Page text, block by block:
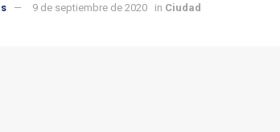
9 de septiembre de 2020 in Ciudad